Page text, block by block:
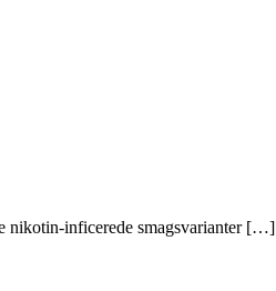
nikotin-inficerede smagsvarianter […]